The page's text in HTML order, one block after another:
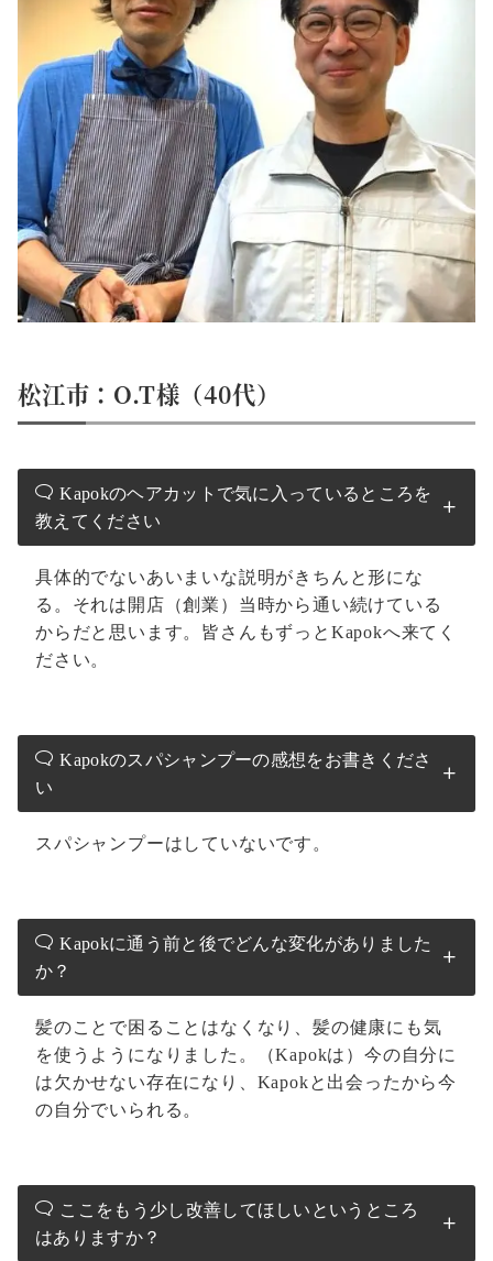
松江市：O.T様（40代）
Kapokのヘアカットで気に入っているところを
教えてください
具体的でないあいまいな説明がきちんと形にな
る。それは開店（創業）当時から通い続けている
からだと思います。皆さんもずっとKapokへ来てく
ださい。
Kapokのスパシャンプーの感想をお書きくださ
い
スパシャンプーはしていないです。
Kapokに通う前と後でどんな変化がありました
か？
髪のことで困ることはなくなり、髪の健康にも気
を使うようになりました。（Kapokは）今の自分に
は欠かせない存在になり、Kapokと出会ったから今
の自分でいられる。
ここをもう少し改善してほしいというところ
はありますか？